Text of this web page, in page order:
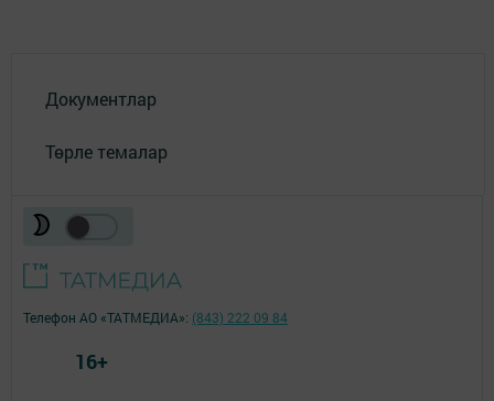
Документлар
Төрле темалар
Телефон АО «ТАТМЕДИА»: (843) 222 09 84
16+